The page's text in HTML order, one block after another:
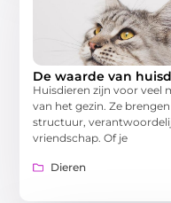
De waarde van
Huisdieren zijn voor veel
van het gezin. Ze
structuur,
vriendschap. Of je
Dieren